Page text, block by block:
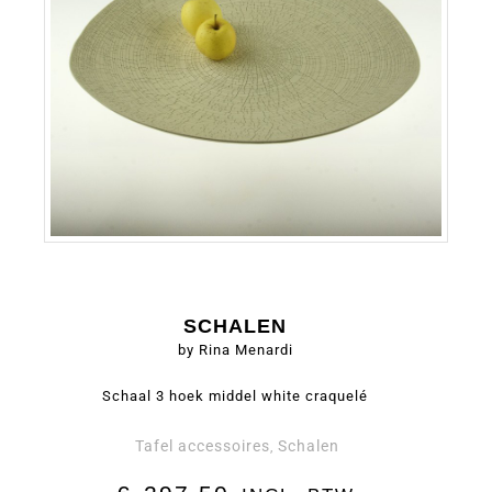
SCHALEN
by Rina Menardi
Schaal 3 hoek middel white craquelé
Tafel accessoires, Schalen